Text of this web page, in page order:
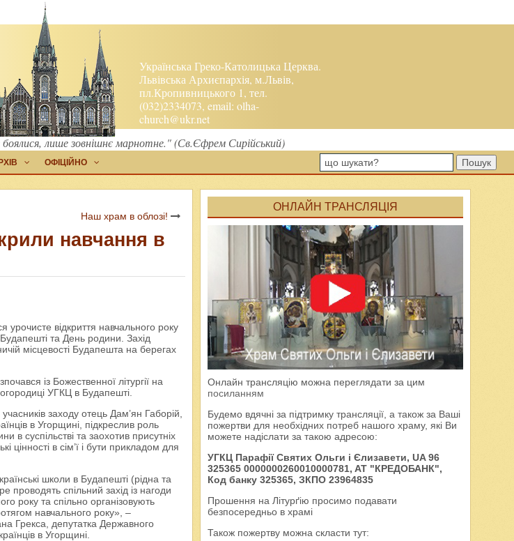
Українська Греко-Католицька Церква.
Львівська Архиєпархія, м.Львів,
пл.Кропивницького 1, тел.
(032)2334073, email:olha-
church@ukr.net
лише зовнішнє марнотне." (Св.Єфрем Сирійський)
ОФІЦІЙНО Пошук
Наш храм в облозі!
навчання в
урочисте відкриття навчального року
Будапешті та День родини. Захід
місцевості Будапешта на берегах
із Божественної літургії на
УГКЦ в Будапешті.
заходу отець Дам’ян Габорій,
в Угорщині, підкреслив роль
в суспільстві та заохотив присутніх
цінності в сім’ї і бути прикладом для
школи в Будапешті (рідна та
проводять спільний захід із нагоди
року та спільно організовують
навчального року», –
Грекса, депутатка Державного
в Угорщині.
ОНЛАЙН ТРАНСЛЯЦІЯ
Онлайн трансляцію можна переглядати за цим
посиланням
Будемо вдячні за підтримку трансляції, а також за Ваші
пожертви для необхідних потреб нашого храму, які Ви
можете надіслати за такою адресою:
УГКЦ Парафії Святих Ольги і Єлизавети, UA 96
325365 0000000260010000781, AT "КРЕДОБАНК",
Код банку 325365, ЗКПО 23964835
Прошення на Літурґію просимо подавати
безпосередньо в храмі
Також пожертву можна скласти тут: